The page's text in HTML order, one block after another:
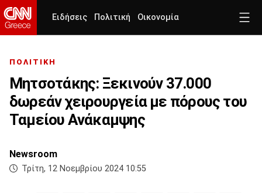
Ειδήσεις Πολιτική Οικονομία
ΠΟΛΙΤΙΚΗ
Μητσοτάκης: Ξεκινούν 37.000
δωρεάν χειρουργεία με πόρους του
Ταμείου Ανάκαμψης
Newsroom
Τρίτη, 12 Νοεμβρίου 2024 10:55